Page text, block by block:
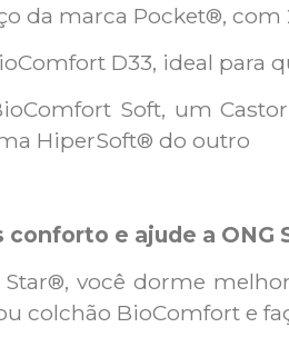
da marca Pocket®, com
D33, ideal
Soft, um
HiperSoft® do outro
conforto e ajude a ONG
Star®, você dorme
colchão BioComfort e